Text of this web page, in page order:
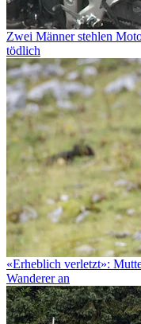
Zwei Männer stehlen
tödlich
«Erheblich verletzt»:
Wanderer an